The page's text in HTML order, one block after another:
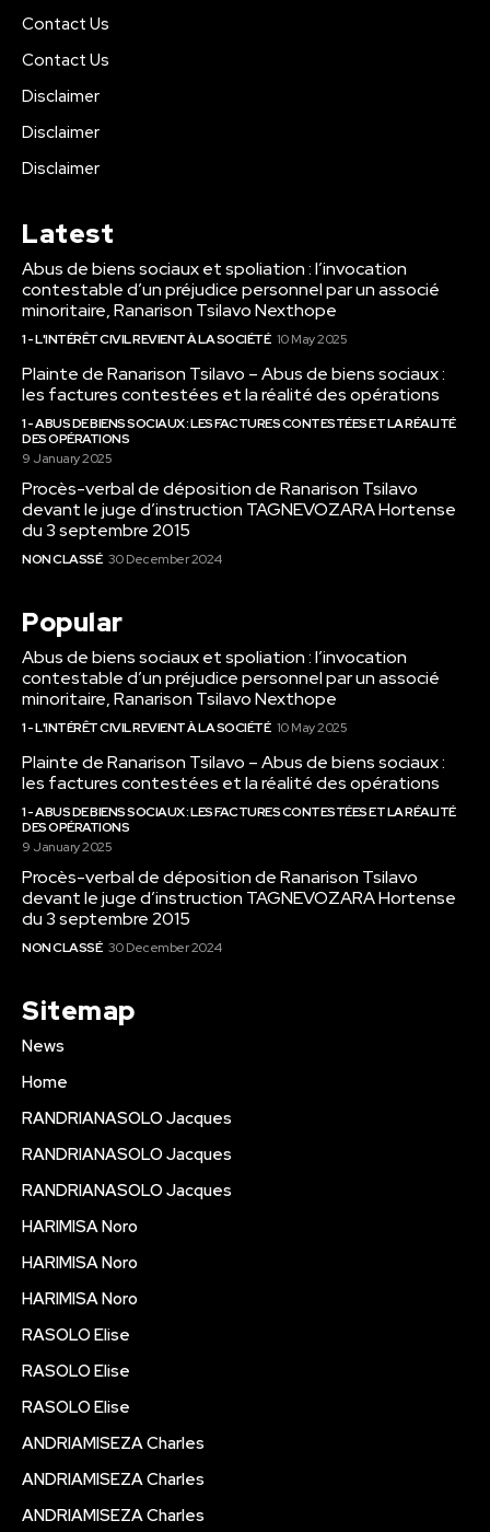
Contact Us
Contact Us
Disclaimer
Disclaimer
Disclaimer
Latest
Abus de biens sociaux et spoliation : l’invocation
contestable d’un préjudice personnel par un associé
minoritaire, Ranarison Tsilavo Nexthope
1 - L'INTÉRÊT CIVIL REVIENT À LA SOCIÉTÉ 10 May 2025
Plainte de Ranarison Tsilavo – Abus de biens sociaux :
les factures contestées et la réalité des opérations
1 - ABUS DE BIENS SOCIAUX : LES FACTURES CONTESTÉES ET LA RÉALITÉ
DES OPÉRATIONS
9 January 2025
Procès-verbal de déposition de Ranarison Tsilavo
devant le juge d’instruction TAGNEVOZARA Hortense
du 3 septembre 2015
NON CLASSÉ 30 December 2024
Popular
Abus de biens sociaux et spoliation : l’invocation
contestable d’un préjudice personnel par un associé
minoritaire, Ranarison Tsilavo Nexthope
1 - L'INTÉRÊT CIVIL REVIENT À LA SOCIÉTÉ 10 May 2025
Plainte de Ranarison Tsilavo – Abus de biens sociaux :
les factures contestées et la réalité des opérations
1 - ABUS DE BIENS SOCIAUX : LES FACTURES CONTESTÉES ET LA RÉALITÉ
DES OPÉRATIONS
9 January 2025
Procès-verbal de déposition de Ranarison Tsilavo
devant le juge d’instruction TAGNEVOZARA Hortense
du 3 septembre 2015
NON CLASSÉ 30 December 2024
Sitemap
News
Home
RANDRIANASOLO Jacques
RANDRIANASOLO Jacques
RANDRIANASOLO Jacques
HARIMISA Noro
HARIMISA Noro
HARIMISA Noro
RASOLO Elise
RASOLO Elise
RASOLO Elise
ANDRIAMISEZA Charles
ANDRIAMISEZA Charles
ANDRIAMISEZA Charles